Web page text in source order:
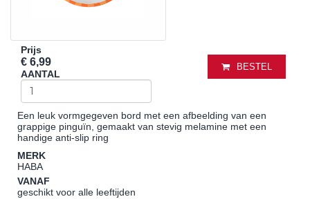
Prijs
€ 6,99
AANTAL
BESTEL
Een leuk vormgegeven bord met een afbeelding van een
grappige pinguïn, gemaakt van stevig melamine met een
handige anti-slip ring
MERK
HABA
VANAF
geschikt voor alle leeftijden